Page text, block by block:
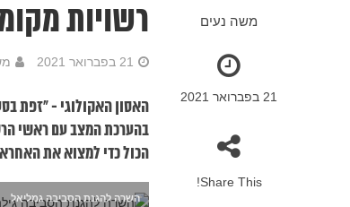
משה נעים
21 בפברואר 2021
Share This!
רשויות
21 בפברואר 2021
האסון האקולוגי - "זפת
בהערכת המצב עם ראשי
הכול כדי למצוא את
השרה להגנת הסביבה גמליאל